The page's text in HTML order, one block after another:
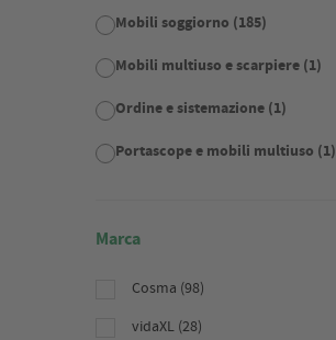
Mobili soggiorno (185)
Mobili multiuso e scarpiere (1)
Ordine e sistemazione (1)
Portascope e mobili multiuso (1)
Marca
Cosma (98)
vidaXL (28)